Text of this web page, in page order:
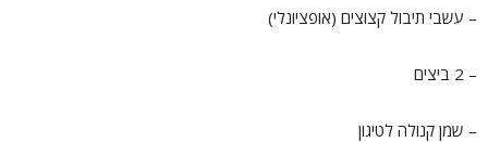
– עשבי תיבול קצוצים (אופציונלי)
– 2 ביצים
– שמן קנולה לטיגון